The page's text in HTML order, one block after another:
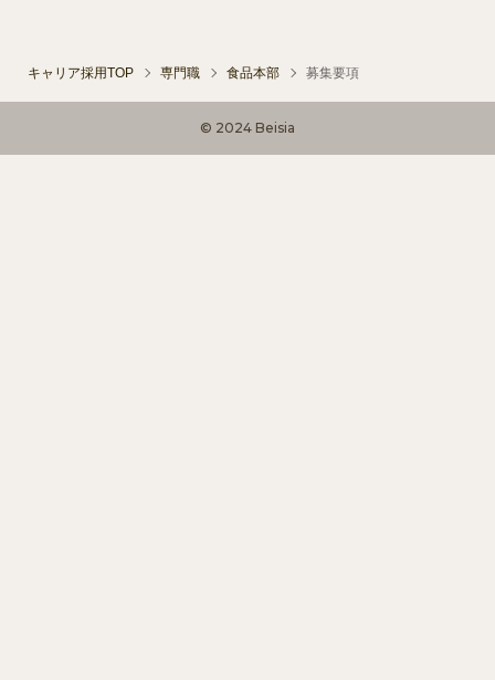
キャリア採用TOP 専門職 食品本部 募集要項
© 2024 Beisia